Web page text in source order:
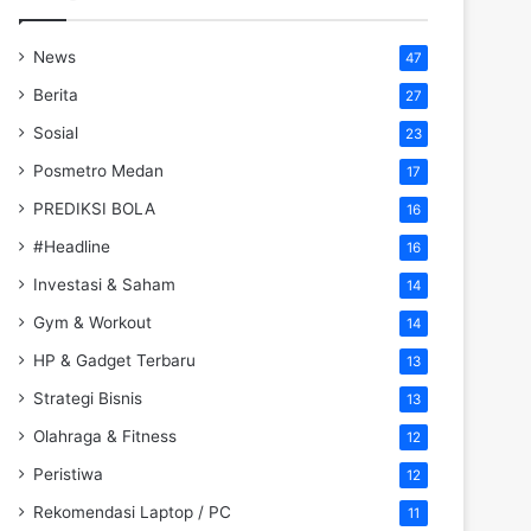
News 47
Berita 27
Sosial 23
Posmetro Medan 17
PREDIKSI BOLA 16
#Headline 16
Investasi & Saham 14
Gym & Workout 14
HP & Gadget Terbaru 13
Strategi Bisnis 13
Olahraga & Fitness 12
Peristiwa 12
Rekomendasi Laptop / PC 11